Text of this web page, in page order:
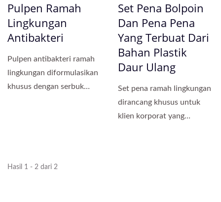
Pulpen Ramah
Lingkungan
Antibakteri
Pulpen antibakteri ramah
lingkungan diformulasikan
khusus dengan serbuk
Set Pena Bolpoin
Dan Pena Pena
Yang Terbuat Dari
Bahan Plastik
Daur Ulang
Set pena ramah lingkungan
dirancang khusus untuk
klien korporat yang
Hasil 1 - 2 dari 2